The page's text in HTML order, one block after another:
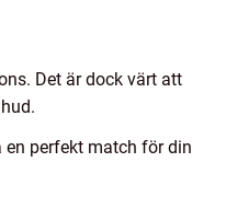
Det är dock värt att
perfekt match för din